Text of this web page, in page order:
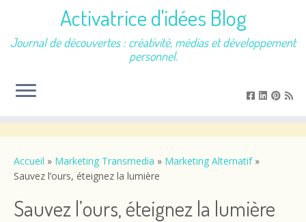
contenu
Activatrice d'idées Blog
Journal de découvertes : créativité, médias et développement
personnel.
Accueil » Marketing Transmedia » Marketing Alternatif »
Sauvez l’ours, éteignez la lumière
Sauvez l’ours, éteignez la lumière